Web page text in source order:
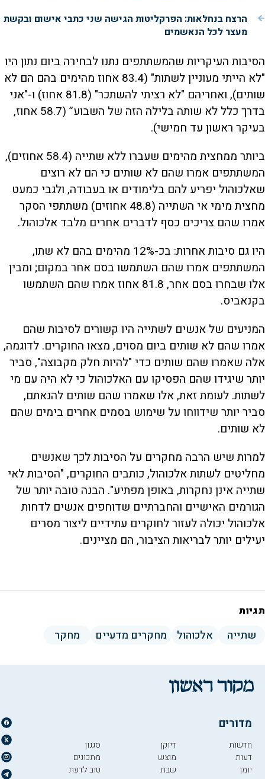
הרצח בנחלאות: הפרקליטות הגישה שני כתבי אישום ובקשת
מעצר לכל הנאשמים
הסיבות העיקריות שהמשתתפים נתנו לבחירה ביום נתון היו
"לא הייתי מעוניין לשתות" (83.4 אחוז מהימים בהם הם לא
שותים), ואחריהם "לא רציתי להשתכר" (81.8 אחוז) ו-"אני
בדרך כלל לא שותה בלילה הזה של השבוע” (58.7 אחוז,
בעיקר ראשון עד חמישי).
ביותר ממחצית מהימים שעברו ללא שתייה (58.4 אחוזים),
המשתתפים אמרו שהם לא שותים כי הם לא רוצים
שאלכוהול יפריע להם בלימודים או בעבודה, ולגבי כמעט
מחצית מימי אי השתייה (48.8 אחוזים) משתתפי הסקר
אמרו שהם צריכים כסף לדברים אחרים מלבד אלכוהול.
היו גם סיבות אחרות: בכ-12% מהימים בהם לא שתו,
המשתתפים אמרו שהם השתמשו בסם אחר במקום; ומבין
אלו שבחרו בסם אחר, 81.8 אחוז אמרו שהם השתמשו
בקנאביס.
המניעים של אנשים לשתייה היו קשורים לסיבות שהם
אמרו שהם לא שותים ביום מסוים, מצאו החוקרים. לדוגמה,
אלה שאמרו שהם שותים כדי "להיות חלק מקבוצה", סביר
יותר שיגידו שהם הפסיקו עם האלכוהול כי לא היה עם מי
לשתות. לעומת זאת, אלו שאמרו שהם שותים להנאתם,
סביר יותר שידווחו על שימוש בסמים אחרים בימים שהם
לא שותים.
למרות שיש הרבה מחקרים על הסיבות לכך שאנשים
מחליטים לשתות אלכוהול, כותבים החוקרים, "הסיבות לאי
שתייה אינן נחקרות, באופן מפתיע". הבנה טובה יותר של
הגורמים האישיים והחברתיים שדוחפים אנשים לדחות
אלכוהול יכולה לעזור לחוקרים עתידיים ליצור מסרים
יעילים יותר לבריאות הציבור, הם מציינים.
תגיות
שתייה אלכוהול מחקרים מדעיים מחקר
מדורים
חדשות
דעות
יומן
דיוקן
מוצש
שבת
סגנון
מתכונים
טוב לדעת